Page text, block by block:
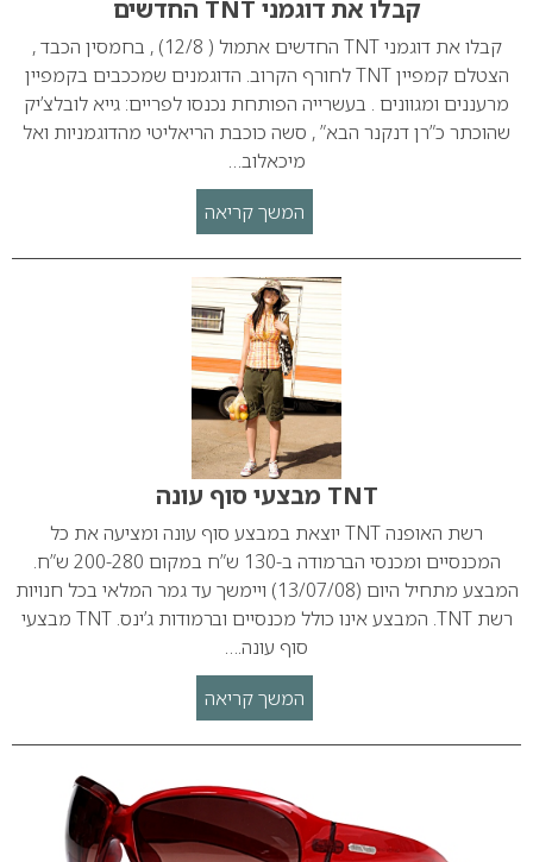
קבלו את דוגמני TNT החדשים
קבלו את דוגמני TNT החדשים אתמול ( 12/8) , בחמסין הכבד ,
הצטלם קמפיין TNT לחורף הקרוב. הדוגמנים שמככבים בקמפיין
מרעננים ומגוונים . בעשרייה הפותחת נכנסו לפריים: גייא לובלצ’יק
שהוכתר כ”רן דנקנר הבא” , סשה כוכבת הריאליטי מהדוגמניות ואל
מיכאלוב…
המשך קריאה
TNT מבצעי סוף עונה
רשת האופנה TNT יוצאת במבצע סוף עונה ומציעה את כל
המכנסיים ומכנסי הברמודה ב-130 ש”ח במקום 200-280 ש”ח.
המבצע מתחיל היום (13/07/08) ויימשך עד גמר המלאי בכל חנויות
רשת TNT. המבצע אינו כולל מכנסיים וברמודות ג’ינס. TNT מבצעי
סוף עונה.…
המשך קריאה